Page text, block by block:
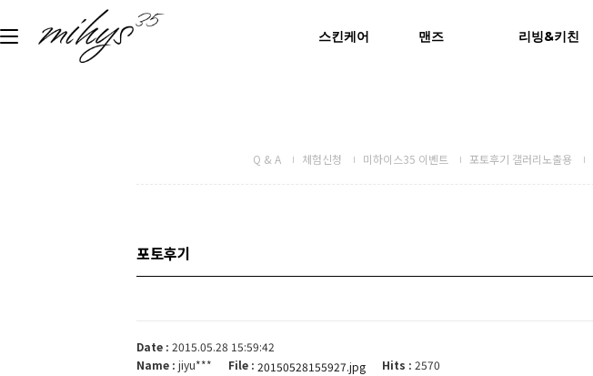
스킨케어 맨즈 리빙&키친
Q & A 체험신청 미하이스35 이벤트 포토후기 갤러리노출용
포토후기
Date : 2015.05.28 15:59:42
Name : jiyu*** File : 20150528155927.jpg Hits : 2570